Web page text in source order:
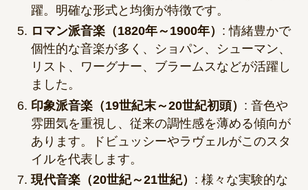
躍。明確な形式と均衡が特徴です。
ロマン派音楽（1820年～1900年） : 情緒豊かで
個性的な音楽が多く、ショパン、シューマン、
リスト、ワーグナー、ブラームスなどが活躍し
ました。
印象派音楽（19世紀末～20世紀初頭） : 音色や
雰囲気を重視し、従来の調性感を薄める傾向が
あります。ドビュッシーやラヴェルがこのスタ
イルを代表します。
現代音楽（20世紀～21世紀） : 様々な実験的な